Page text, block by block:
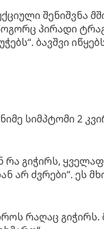
შენიშვნა
პირადი
ბავშვი
სიმპტომი 2
რა გიჭირს,
არ ძვრები“. ეს
რაღაც გიჭირს.